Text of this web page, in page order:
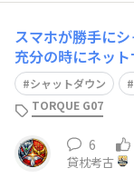
スマホが勝手に
充分の時にネッ
トダウンしてしま
にしたところ『
メッセージが一瞬
ました。手がか
シャットダウン
TORQUE G07
6
貸枕考古